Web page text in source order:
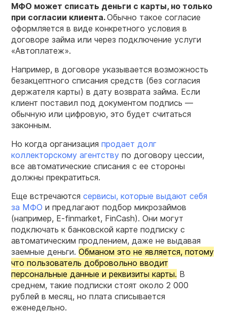
МФО может списать деньги с карты, но только
при согласии клиента.Обычно такое согласие
оформляется в виде конкретного условия в
договоре займа или через подключение услуги
«Автоплатеж».
Например, в договоре указывается возможность
безакцептного списания средств (без согласия
держателя карты) в дату возврата займа. Если
клиент поставил под документом подпись —
обычную или цифровую, это будет считаться
законным.
Но когда организация продает долг
коллекторскому агентству по договору цессии,
все автоматические списания с ее стороны
должны прекратиться.
Еще встречаются сервисы, которые выдают себя
за МФО и предлагают подбор микрозаймов
(например, E-finmarket, FinCash). Они могут
подключать к банковской карте подписку с
автоматическим продлением, даже не выдавая
заемные деньги. Обманом это не является, потому
что пользователь добровольно вводит
персональные данные и реквизиты карты. В
среднем, такие подписки стоят около 2 000
рублей в месяц, но плата списывается
еженедельно.